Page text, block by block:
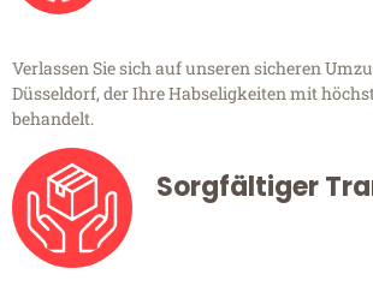
Verlassen Sie sich auf unseren sicheren
Düsseldorf, der Ihre Habseligkeiten mit
behandelt.
Sorgfältiger